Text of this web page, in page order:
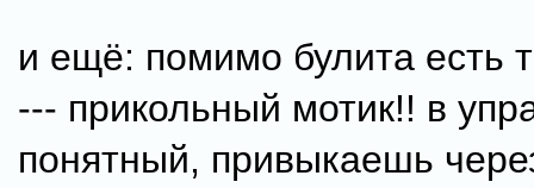
и ещё: помимо булита есть
--- прикольный мотик!! в
понятный, привыкаешь